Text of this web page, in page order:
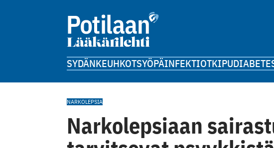
SYDÄNKEUHKOTSYÖPÄINFEKTIOTKIPU
NARKOLEPSIA
Narkolepsiaan